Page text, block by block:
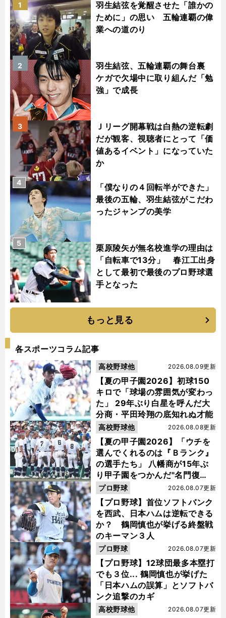
羽生結弦を覚醒させた「誰かの
ために」の思い 五輪連覇の偉
業への道のり
1
羽生結弦、五輪連覇の舞台裏
ケガで欠場中に取り組んだ「勉
強」で成長
2
Ｊリーグ開幕戦は白熱の逆転劇
だが観客、視聴者にとって「価
値あるイベント」になっていた
か
3
「僕なりの４回転半ができた」
最後の五輪、羽生結弦がこだわ
ったジャンプの美学
4
栗原陵矢が無名校進学の理由は
「自転車で13分」 春江工出身
として最初で最後のプロ野球選
手となった
5
もっと見る
各スポーツコラム記事
【夏の甲子園2026】初球150
キロで「球場の雰囲気が変わっ
た」 29年ぶり白星を呼んだ大
分商・平田玲翔の底知れぬ才能
2026.08.09更新
高校野球他
【夏の甲子園2026】「ウチを
選んでくれるのは『Ｂランク』
の選手たち」 八幡商が15年ぶ
り甲子園をつかんだ"名門復
活"の舞台裏
2026.08.08更新
高校野球他
【プロ野球】首位ソフトバンク
を西武、日本ハムは逆転できる
か？ 鶴岡慎也が挙げる終盤戦
のキーマン３人
2026.08.07更新
プロ野球
【プロ野球】12球団最多本塁打
でも３位... 鶴岡慎也が挙げた
「日本ハムの誤算」とソフトバ
ンク追撃のカギ
2026.08.07更新
プロ野球
2026.08.07更新
高校野球他